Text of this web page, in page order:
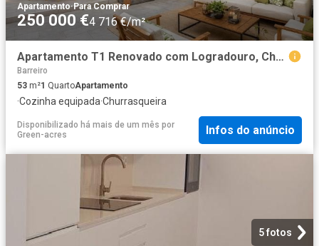
Apartamento·Para Comprar
250 000 €4 716 €/m²
Apartamento T1 Renovado com Logradouro, Churrasqueira e Anex. 53m² Alto do Seixalinho e Lavradio
Barreiro
53 m²1 QuartoApartamento
·Cozinha equipada·Churrasqueira
Disponibilizado há mais de um mês por
Green-acres
Infos do anúncio
5 fotos